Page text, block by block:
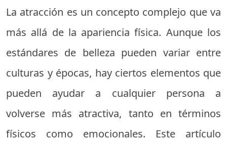
La atracción es un concepto complejo que va
más allá de la apariencia física. Aunque los
estándares de belleza pueden variar entre
culturas y épocas, hay ciertos elementos que
pueden ayudar a cualquier persona a
volverse más atractiva, tanto en términos
físicos como emocionales. Este artículo